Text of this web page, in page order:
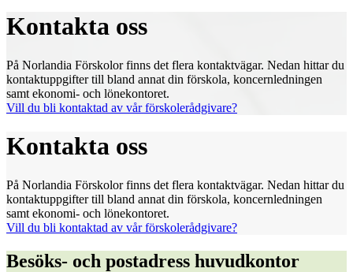
Kontakta oss
På Norlandia Förskolor finns det flera kontaktvägar. Nedan hittar du
kontaktuppgifter till bland annat din förskola, koncernledningen
samt ekonomi- och lönekontoret.
Vill du bli kontaktad av vår förskolerådgivare?
Kontakta oss
På Norlandia Förskolor finns det flera kontaktvägar. Nedan hittar du
kontaktuppgifter till bland annat din förskola, koncernledningen
samt ekonomi- och lönekontoret.
Vill du bli kontaktad av vår förskolerådgivare?
Besöks- och postadress huvudkontor